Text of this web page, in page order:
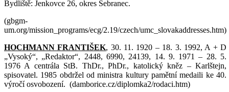
Bydliště: Jenkovce 26, okres Sebranec.
(gbgm-
um.org/mission_programs/ecg/2.19/czech/umc_slovakaddresses.htm)
HOCHMANN FRANTIŠEK, 30. 11. 1920 – 18. 3. 1992, A + D
„Vysoký“, „Redaktor“, 2448, 6990, 24139, 14. 9. 1971 – 28. 5.
1976 A centrála StB. ThDr., PhDr., katolický kněz – Karlštejn,
spisovatel. 1985 obdržel od ministra kultury pamětní medaili ke 40.
výročí osvobození. (damborice.cz/diplomka2/rodaci.htm)